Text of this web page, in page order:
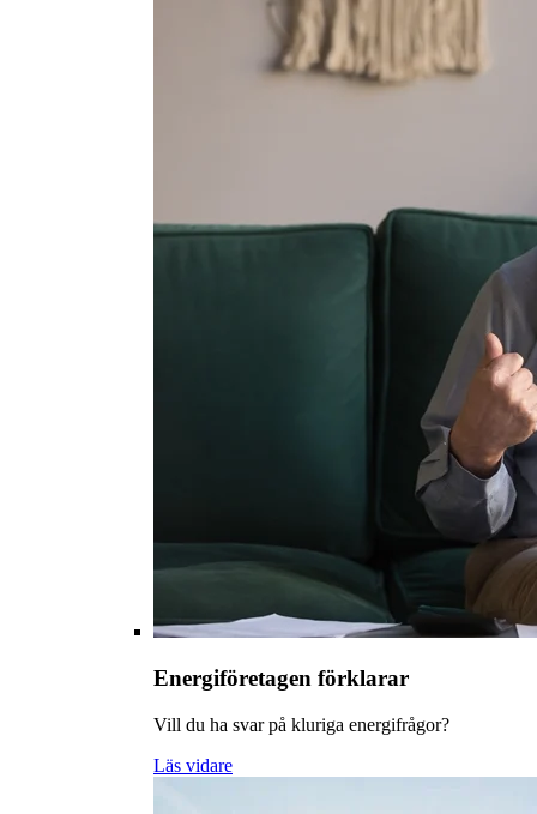
Energiföretagen förklarar
Vill du ha svar på kluriga energifrågor?
Läs vidare